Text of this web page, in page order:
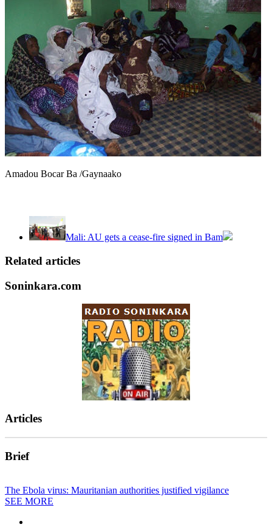
Amadou Bocar Ba /Gaynaako
Mali: AU gets a cease-fire signed in Bam
Related articles
Soninkara.com
Articles
Brief
The Ebola virus: Mauritanian authorities justified vigilance
SEE MORE